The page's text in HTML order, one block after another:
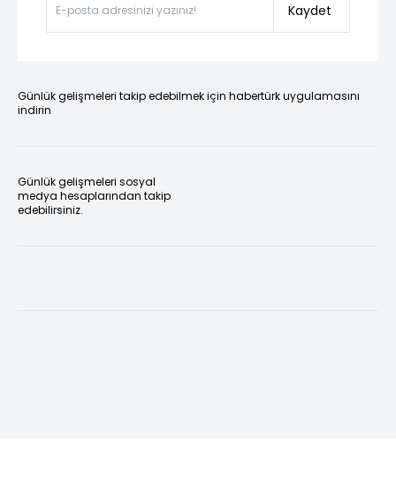
Kaydet
Günlük gelişmeleri takip edebilmek için habertürk uygulamasını
indirin
Günlük gelişmeleri sosyal
medya hesaplarından takip
edebilirsiniz.